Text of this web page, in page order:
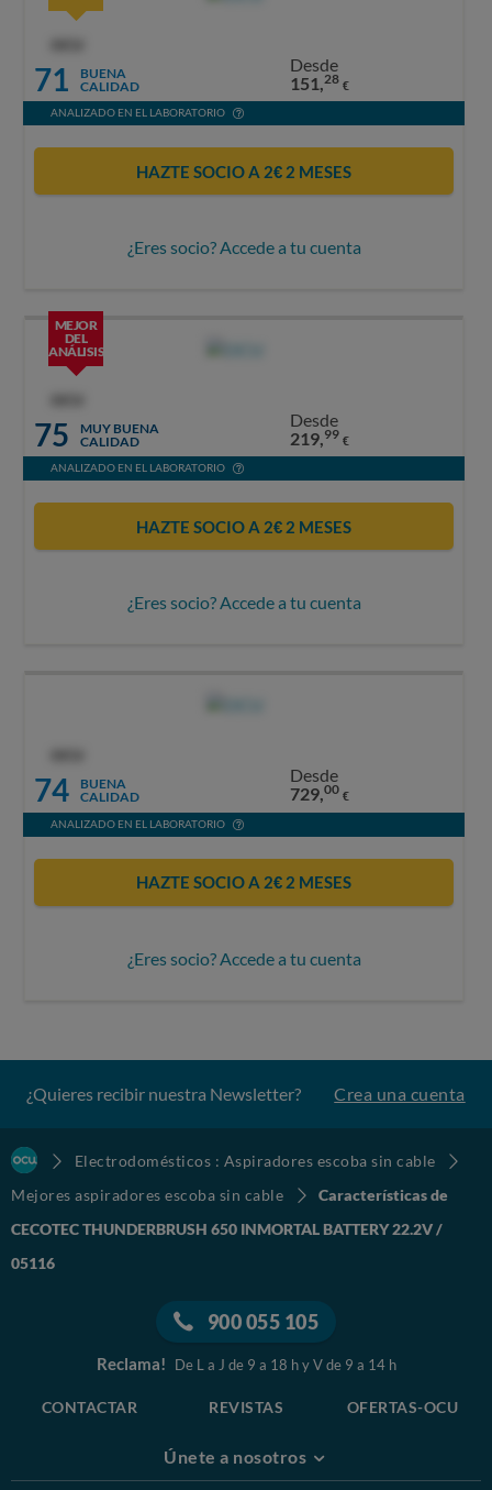
71
BUENA
CALIDAD
Desde
151,28 €
ANALIZADO EN EL LABORATORIO
HAZTE SOCIO A 2€ 2 MESES
¿Eres socio? Accede a tu cuenta
MEJOR
DEL
ANÁLISIS
75
MUY BUENA
CALIDAD
Desde
219,99 €
ANALIZADO EN EL LABORATORIO
HAZTE SOCIO A 2€ 2 MESES
¿Eres socio? Accede a tu cuenta
74
BUENA
CALIDAD
Desde
729,00 €
ANALIZADO EN EL LABORATORIO
HAZTE SOCIO A 2€ 2 MESES
¿Eres socio? Accede a tu cuenta
¿Quieres recibir nuestra Newsletter? Crea una cuenta
Electrodomésticos : Aspiradores escoba sin cable
Mejores aspiradores escoba sin cable
Características de
CECOTEC THUNDERBRUSH 650 INMORTAL BATTERY 22.2V /
05116
900 055 105
Reclama! De L a J de 9 a 18 h y V de 9 a 14 h
CONTACTAR REVISTAS OFERTAS-OCU
Únete a nosotros